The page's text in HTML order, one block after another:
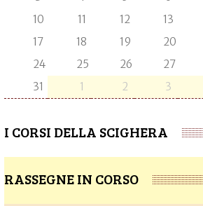
10
11 12 13
17
18 19 20
24
25 26 27
31
1 2 3
I CORSI DELLA SCIGHERA
RASSEGNE IN CORSO